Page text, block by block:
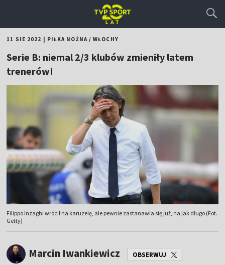
11 SIE 2022 PIŁKA NOŻNA/WŁOCHY
Serie B: niemal 2/3 klubów zmieniły latem
trenerów!
Filippo Inzaghi wrócił na karuzelę, ale pewnie zastanawia się już, na jak długo (Fot.
Getty)
Marcin Iwankiewicz OBSERWUJ